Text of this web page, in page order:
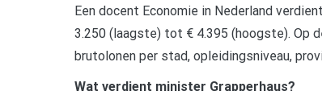
Een docent Economie in Nederland
3.250 (laagste) tot € 4.395 (hoogste). Op
brutolonen per stad, opleidingsniveau,
Wat verdient minister Grapperhaus?